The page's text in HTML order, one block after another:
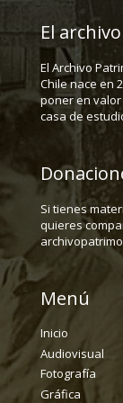
El archivo
El Archivo
Chile nace en
poner en
casa de
Si tienes
quieres
Menú
Inicio
Audiovisual
Fotografía
Gráfica